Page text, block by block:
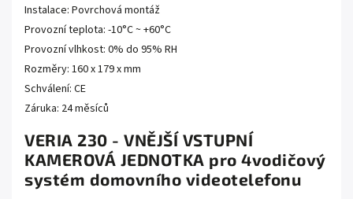
Instalace: Povrchová montáž
Provozní teplota: -10°C ~ +60°C
Provozní vlhkost: 0% do 95% RH
Rozměry: 160 x 179 x mm
Schválení: CE
Záruka: 24 měsíců
VERIA 230 - VNĚJŠÍ VSTUPNÍ
KAMEROVÁ JEDNOTKA pro 4vodičový
systém domovního videotelefonu